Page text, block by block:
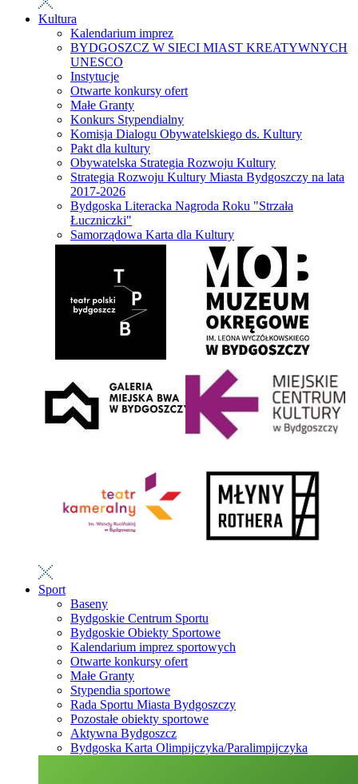
Kultura
Kalendarium imprez
BYDGOSZCZ W SIECI MIAST KREATYWNYCH
UNESCO
Instytucje
Otwarte konkursy ofert
Małe Granty
Konkurs Stypendialny
Komisja Dialogu Obywatelskiego ds. Kultury
Pakt dla kultury
Obywatelska Strategia Rozwoju Kultury
Strategia Rozwoju Kultury Miasta Bydgoszczy na lata
2017-2026
Bydgoska Literacka Nagroda Roku "Strzała
Łuczniczki"
Samorządowa Karta dla Kultury
Sport
Baseny
Bydgoskie Centrum Sportu
Bydgoskie Obiekty Sportowe
Kalendarium imprez sportowych
Otwarte konkursy ofert
Małe Granty
Stypendia sportowe
Rada Sportu Miasta Bydgoszczy
Pozostałe obiekty sportowe
Aktywna Bydgoszcz
Bydgoska Karta Olimpijczyka/Paralimpijczyka